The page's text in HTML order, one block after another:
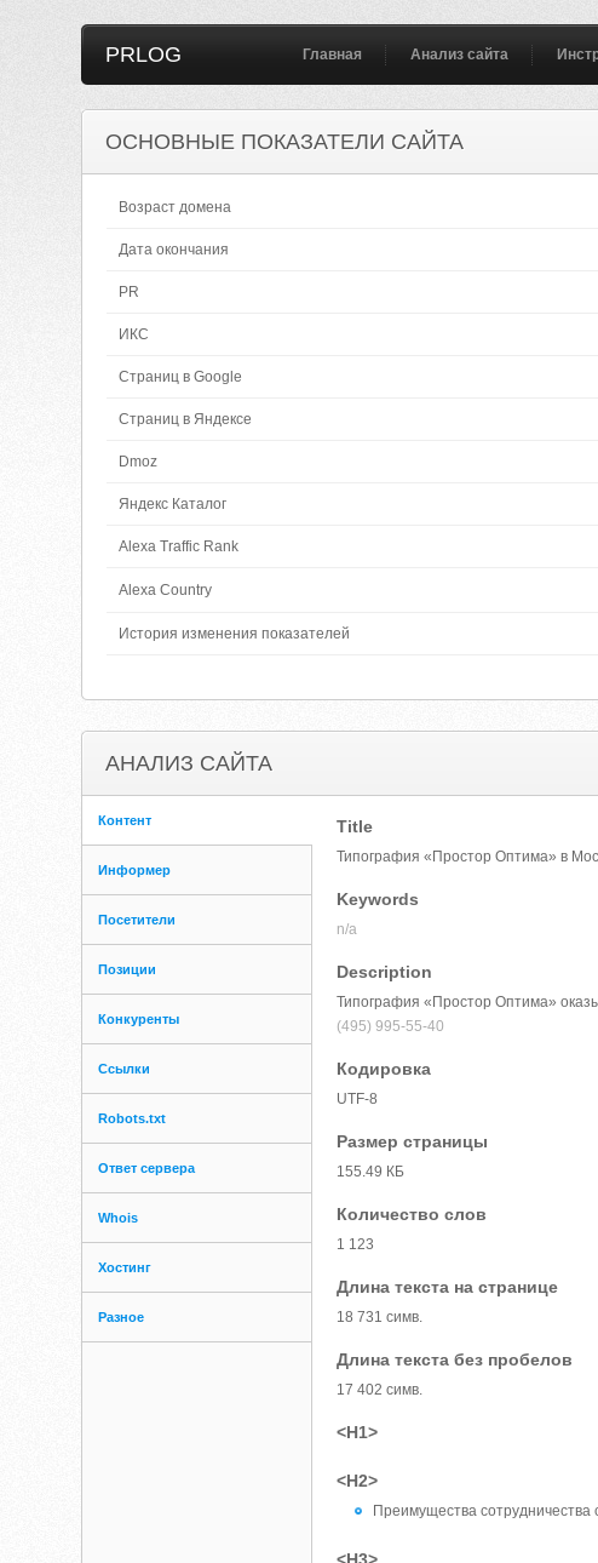
PRLOG Главная Анализ сайта
ОСНОВНЫЕ ПОКАЗАТЕЛИ САЙТА
Возраст домена
Дата окончания
PR
ИКС
Страниц в Google
Страниц в Яндексе
Dmoz
Яндекс Каталог
Alexa Traffic Rank
Alexa Country
История изменения показателей
АНАЛИЗ САЙТА
Контент
Информер
Посетители
Позиции
Конкуренты
Ссылки
Robots.txt
Ответ сервера
Whois
Хостинг
Разное
Title
Типография «Простор Оптима» в
Keywords
n/a
Description
Типография «Простор Оптима»
(495) 995-55-40
Кодировка
UTF-8
Размер страницы
155.49 КБ
Количество слов
1 123
Длина текста на странице
18 731 симв.
Длина текста без пробелов
17 402 симв.
<H1>
<H2>
Преимущества